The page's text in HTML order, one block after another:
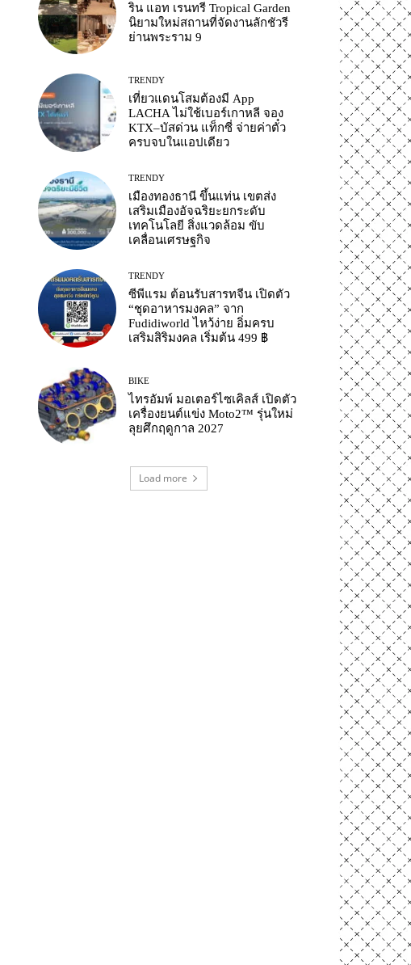
ริน แอท เรนทรี Tropical Garden
นิยามใหม่สถานที่จัดงานลักชัวรี
ย่านพระราม 9
TRENDY
เที่ยวแดนโสมต้องมี App
LACHA ไม่ใช้เบอร์เกาหลี จอง
KTX–บัสด่วน แท็กซี่ จ่ายค่าตั๋ว
ครบจบในแอปเดียว
TRENDY
เมืองทองธานี ขึ้นแท่น เขตส่ง
เสริมเมืองอัจฉริยะยกระดับ
เทคโนโลยี สิ่งแวดล้อม ขับ
เคลื่อนเศรษฐกิจ
TRENDY
ซีพีแรม ต้อนรับสารทจีน เปิดตัว
“ชุดอาหารมงคล” จาก
Fudidiworld ไหว้ง่าย อิ่มครบ
เสริมสิริมงคล เริ่มต้น 499 ฿
BIKE
ไทรอัมพ์ มอเตอร์ไซเคิลส์ เปิดตัว
เครื่องยนต์แข่ง Moto2™ รุ่นใหม่
ลุยศึกฤดูกาล 2027
Load more